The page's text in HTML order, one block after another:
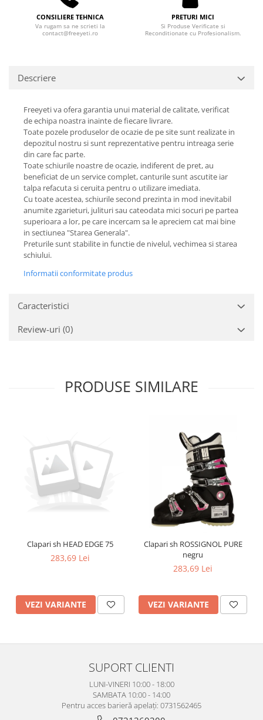
CONSILIERE TEHNICA
Va rugam sa ne scrieti la
contact@freeyeti.ro
PRETURI MICI
Si Produse Verificate si
Reconditionate cu Profesionalism.
Descriere
Freeyeti va ofera garantia unui material de calitate, verificat
de echipa noastra inainte de fiecare livrare.
Toate pozele produselor de ocazie de pe site sunt realizate in
depozitul nostru si sunt reprezentative pentru intreaga serie
din care fac parte.
Toate schiurile noastre de ocazie, indiferent de pret, au
beneficiat de un service complet, canturile sunt ascutite iar
talpa refacuta si ceruita pentru o utilizare imediata.
Cu toate acestea, schiurile second prezinta in mod inevitabil
anumite zgarieturi, julituri sau cateodata mici socuri pe partea
superioara a lor, pe care incercam sa le apreciem cat mai bine
in sectiunea "Starea Generala".
Preturile sunt stabilite in functie de nivelul, vechimea si starea
schiului.
Informatii conformitate produs
Caracteristici
Review-uri (0)
PRODUSE SIMILARE
Clapari sh HEAD EDGE 75
283,69 Lei
VEZI VARIANTE
Clapari sh ROSSIGNOL PURE
negru
283,69 Lei
VEZI VARIANTE
SUPORT CLIENTI
LUNI-VINERI 10:00 - 18:00
SAMBATA 10:00 - 14:00
Pentru acces barieră apelați: 0731562465